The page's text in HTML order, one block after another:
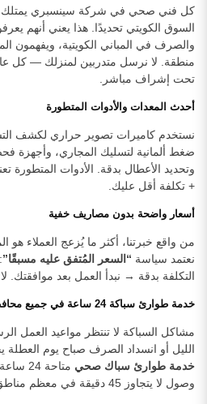
السوق الكويتي تحديدًا. هذا يعني أنهم
والصرف في المباني الكويتية، ويفهمون
منطقة. لا نرسل متدربين لمنزلك — كل
تحت إشراف مباشر.
أحدث المعدات والأدوات المتطورة
نستخدم كاميرات تصوير حراري لكشف
ضغط ألمانية لتسليك المجاري، وأجهزة
وتحديد الأعطال بدقة. الأدوات
+ تكلفة أقل عليك.
أسعار واضحة بدون مصاريف خفية
من واقع خبرتنا، أكثر ما يُزعج العملاء هو
نعتمد سياسة “السعر المُتفق عليه مسبقًا”
التكلفة بدقة → نبدأ العمل بعد موافقتك.
خدمة طوارئ سباكة 24 ساعة في جميع محافظات الكويت
مشاكل السباكة لا تنتظر مواعيد العمل
الليل أو انسداد الصرف صباح يوم العطلة
خدمة طوارئ سباك صحي
وصول لا يتجاوز 45 دقيقة في معظم مناطق الكويت.